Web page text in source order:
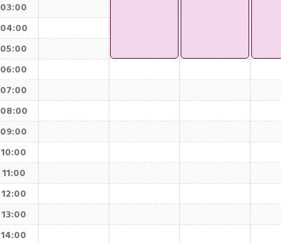
03:00
04:00
05:00
06:00
07:00
08:00
09:00
10:00
11:00
12:00
13:00
14:00